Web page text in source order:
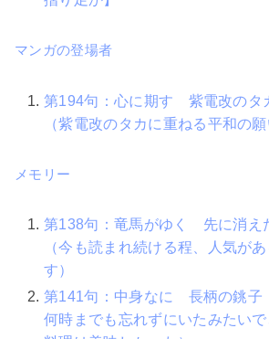
マンガの登場者
第194句：心に期す 紫電改の
（紫電改のタカに重ねる平和の願
メモリー
第138句：竜馬がゆく 先に消
（今も読まれ続ける程、人気が
す）
第141句：中身なに 長柄の銚
何時までも忘れずにいたみたい